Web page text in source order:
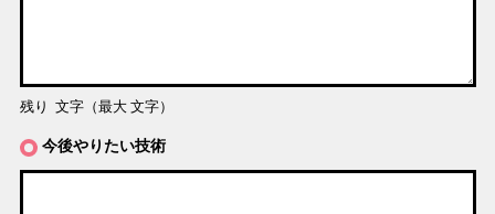
残り 文字（最大 文字）
今後やりたい技術